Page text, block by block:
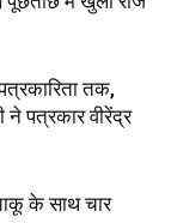
तक,
ने पत्रकार वीरेंद्र
के साथ चार